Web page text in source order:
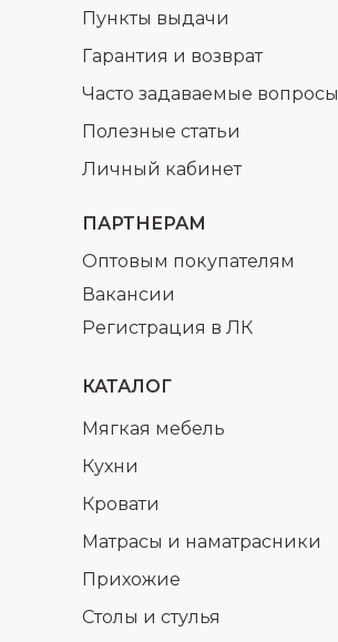
ПАРТНЕРАМ
Регистрация в ЛК
Оптовым покупателям
Вакансии
КАТАЛОГ
Кухни
Мягкая мебель
Кровати
Матрасы и наматрасники
Прихожие
Столы и стулья
Часто задаваемые вопросы
Гарантия и возврат
Полезные статьи
Пункты выдачи
Личный кабинет